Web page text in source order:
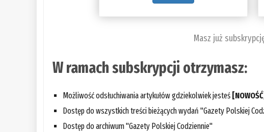
Masz już
W ramach subskrypcji otrzymasz:
Możliwość odsłuchiwania artykułów gdziekolwiek jesteś [NOWOŚĆ]
Dostęp do wszystkich treści bieżących wydań "Gazety Polskiej
Dostęp do archiwum "Gazety Polskiej Codziennie"